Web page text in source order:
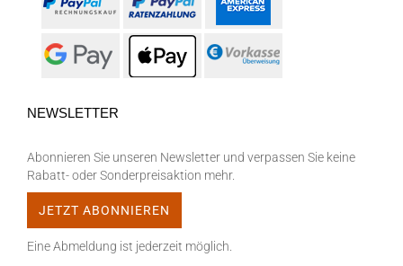
NEWSLETTER
Abonnieren Sie unseren Newsletter und verpassen Sie keine
Rabatt- oder Sonderpreisaktion mehr.
Eine Abmeldung ist jederzeit möglich.